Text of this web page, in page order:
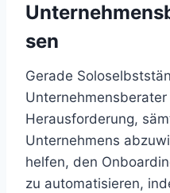
sen
Gerade
Herausforderung,
Unternehmens
helfen, den
zu automatisieren,